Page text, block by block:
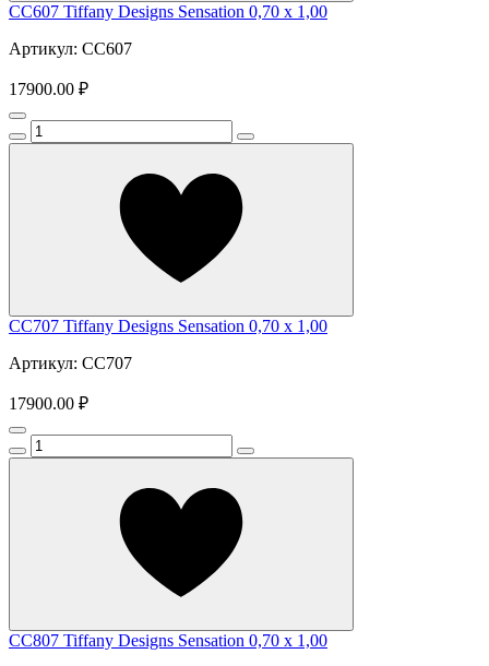
CC607 Tiffany Designs Sensation 0,70 x 1,00
Артикул: CC607
17900.00 ₽
CC707 Tiffany Designs Sensation 0,70 x 1,00
Артикул: CC707
17900.00 ₽
CC807 Tiffany Designs Sensation 0,70 x 1,00